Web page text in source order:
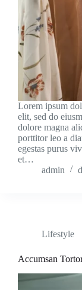
Lorem ipsum
elit, sed do
dolore magna
porttitor leo a
egestas purus
et…
admin
Lifestyle
Accumsan